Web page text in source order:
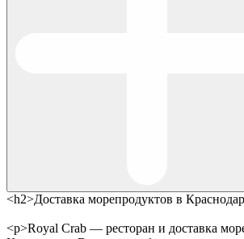
<h2>Доставка морепродуктов в
<p>Royal Crab — ресторан и доставка